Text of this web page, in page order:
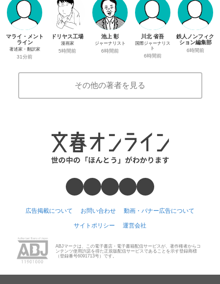
マライ・メント
ライン
著述家・翻訳家
31分前
ドリヤス工場
漫画家
5時間前
池上 彰
ジャーナリスト
6時間前
川北 省吾
国際ジャーナリス
ト
6時間前
鉄人ノンフィク
ション編集部
6時間前
その他の著者を見る
広告掲載について お問い合わせ 動画・バナー広告について
サイトポリシー 運営会社
ABJマークは、この電子書店・電子書籍配信サービスが、著作権者からコ
ンテンツ使用許諾を得た正規版配信サービスであることを示す登録商標
（登録番号6091713号）です。